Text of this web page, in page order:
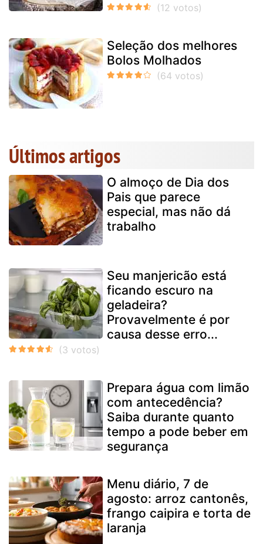
Seleção dos melhores
Bolos Molhados
Últimos artigos
O almoço de Dia dos
Pais que parece
especial, mas não dá
trabalho
Seu manjericão está
ficando escuro na
geladeira?
Provavelmente é por
causa desse erro...
Prepara água com limão
com antecedência?
Saiba durante quanto
tempo a pode beber em
segurança
Menu diário, 7 de
agosto: arroz cantonês,
frango caipira e torta de
laranja